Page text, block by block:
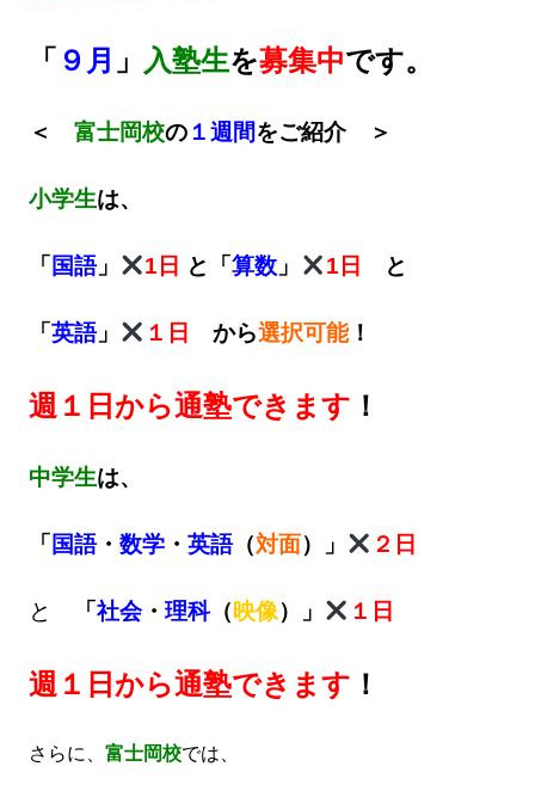
「 ９月 」 入塾生を募集中です。
＜ 富士岡校の １週間をご紹介 ＞
小学生は、
「 国語」 1日 と「算数 」 1日 と
「 英語」 １日 から選択可能！
週１日から通塾できます ！
中学生は、
「 国語・ 数学 ・ 英語（対面）」 ２日
と 「 社会・ 理科（ 映像）」 １日
週１日から通塾できます ！
さらに、 富士岡校では、